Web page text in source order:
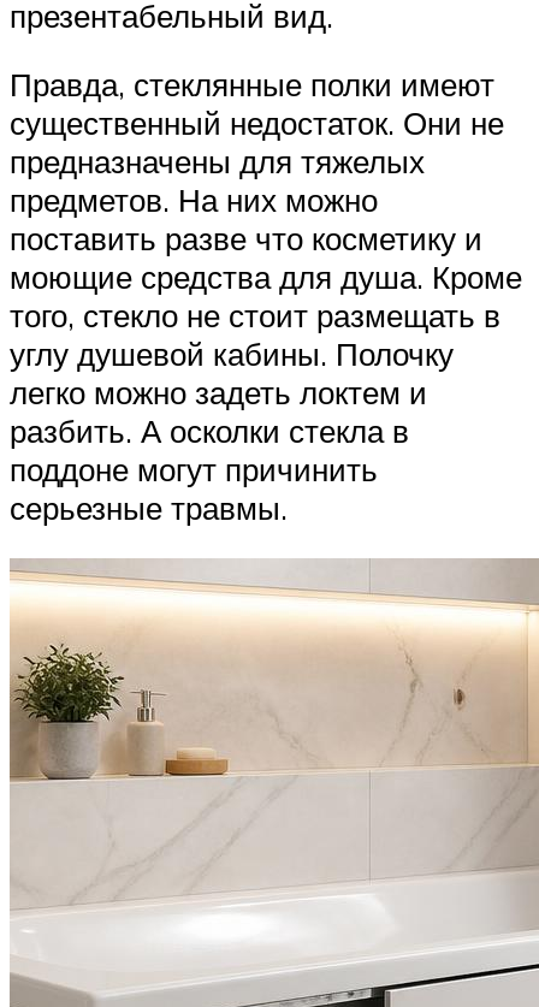
презентабельный вид.
Правда, стеклянные полки имеют
существенный недостаток. Они не
предназначены для тяжелых
предметов. На них можно
поставить разве что косметику и
моющие средства для душа. Кроме
того, стекло не стоит размещать в
углу душевой кабины. Полочку
легко можно задеть локтем и
разбить. А осколки стекла в
поддоне могут причинить
серьезные травмы.